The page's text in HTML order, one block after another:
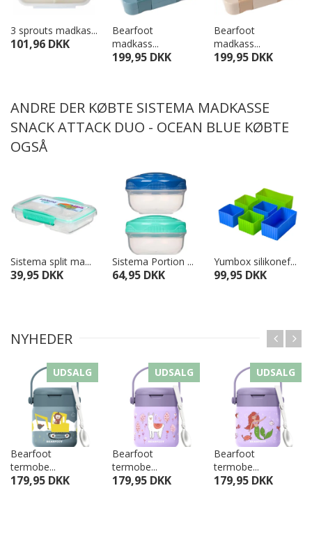
3 sprouts madkas...
101,96 DKK
Bearfoot
madkass...
199,95 DKK
Bearfoot
madkass...
199,95 DKK
ANDRE DER KØBTE SISTEMA MADKASSE
SNACK ATTACK DUO - OCEAN BLUE KØBTE
OGSÅ
Sistema split ma...
39,95 DKK
Sistema Portion ...
64,95 DKK
Yumbox silikonef...
99,95 DKK
NYHEDER
UDSALG
Bearfoot
termobe...
179,95 DKK
UDSALG
Bearfoot
termobe...
179,95 DKK
UDSALG
Bearfoot
termobe...
179,95 DKK